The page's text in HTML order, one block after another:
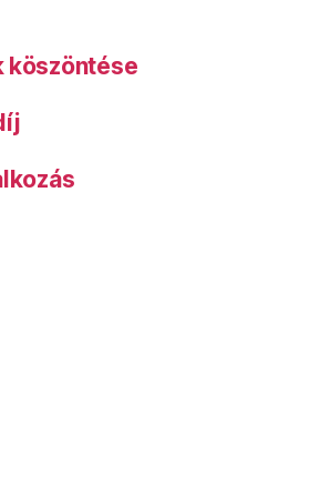
köszöntése